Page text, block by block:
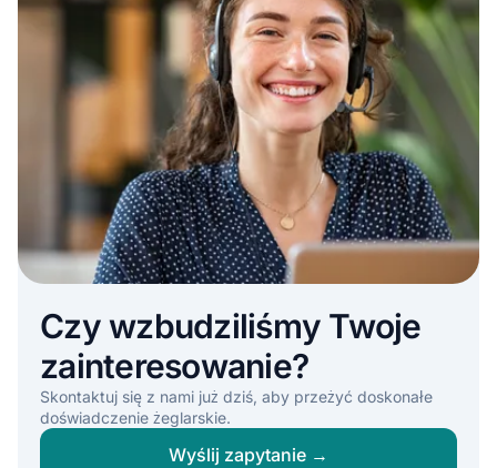
Czy wzbudziliśmy Twoje
zainteresowanie?
Skontaktuj się z nami już dziś, aby przeżyć doskonałe
doświadczenie żeglarskie.
Wyślij zapytanie →